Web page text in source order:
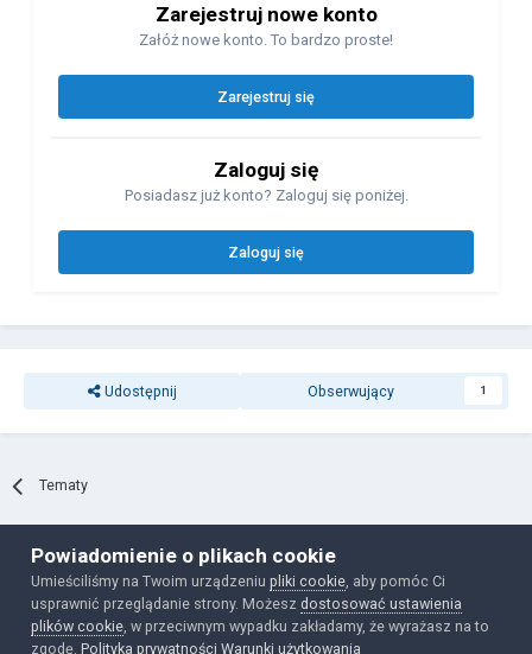
Zarejestruj nowe konto
Załóż nowe konto. To bardzo proste!
Zarejestruj się
Zaloguj się
Posiadasz już konto? Zaloguj się poniżej.
Zaloguj się
Udostępnij Obserwujący 1
Tematy
Polityka prywatności Ciasteczka
Powered by Invision Community
Powiadomienie o plikach cookie
Umieściliśmy na Twoim urządzeniupliki cookie , aby pomóc Ci
usprawnić przeglądanie strony. Możesz dostosować ustawienia
plików cookie , w przeciwnym wypadku zakładamy, że wyrażasz na to
zgodę.Polityka prywatności Warunki użytkowania